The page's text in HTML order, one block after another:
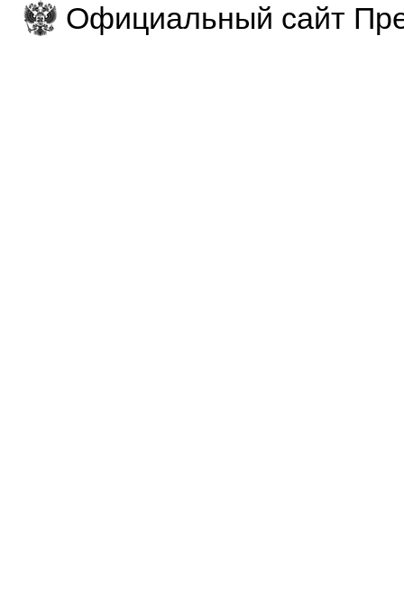
Официальный сайт